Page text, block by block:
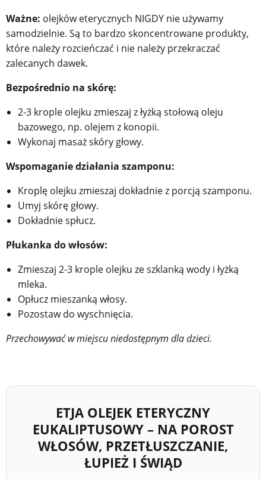
Ważne: olejków eterycznych NIGDY nie używamy
samodzielnie. Są to bardzo skoncentrowane produkty,
które należy rozcieńczać i nie należy przekraczać
zalecanych dawek.
Bezpośrednio na skórę:
2-3 krople olejku zmieszaj z łyżką stołową oleju
bazowego, np. olejem z konopii.
Wykonaj masaż skóry głowy.
Wspomaganie działania szamponu:
Kroplę olejku zmieszaj dokładnie z porcją szamponu.
Umyj skórę głowy.
Dokładnie spłucz.
Płukanka do włosów:
Zmieszaj 2-3 krople olejku ze szklanką wody i łyżką
mleka.
Opłucz mieszanką włosy.
Pozostaw do wyschnięcia.
Przechowywać w miejscu niedostępnym dla dzieci.
ETJA OLEJEK ETERYCZNY
EUKALIPTUSOWY – NA POROST
WŁOSÓW, PRZETŁUSZCZANIE,
ŁUPIEŻ I ŚWIĄD